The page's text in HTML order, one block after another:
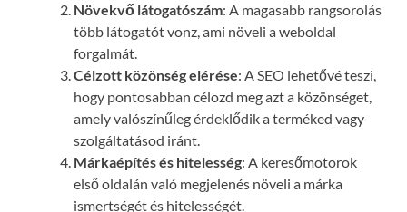
Növekvő látogatószám: A magasabb rangsorolás
több látogatót vonz, ami növeli a weboldal
forgalmát.
Célzott közönség elérése: A SEO lehetővé teszi,
hogy pontosabban célozd meg azt a közönséget,
amely valószínűleg érdeklődik a terméked vagy
szolgáltatásod iránt.
Márkaépítés és hitelesség: A keresőmotorok
első oldalán való megjelenés növeli a márka
ismertségét és hitelességét.